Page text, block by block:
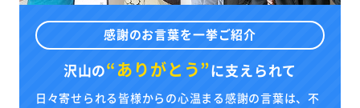
感謝のお言葉を一挙ご紹介
沢山の“ありがとう”に支えられて
日々寄せられる皆様からの心温まる感謝の言葉は、不